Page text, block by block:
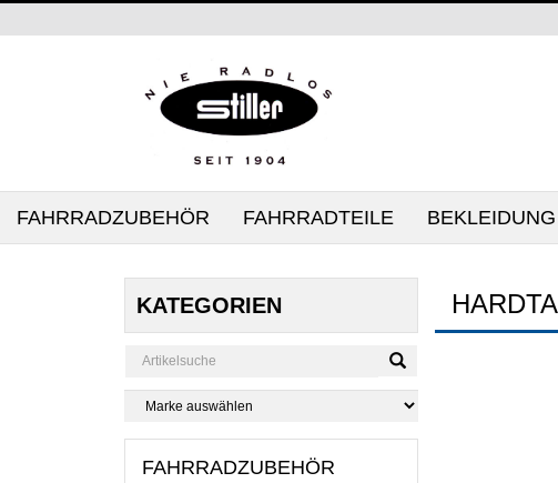
FAHRRADZUBEHÖR FAHRRADTEILE BEKLEIDUNG
KATEGORIEN
FAHRRADZUBEHÖR